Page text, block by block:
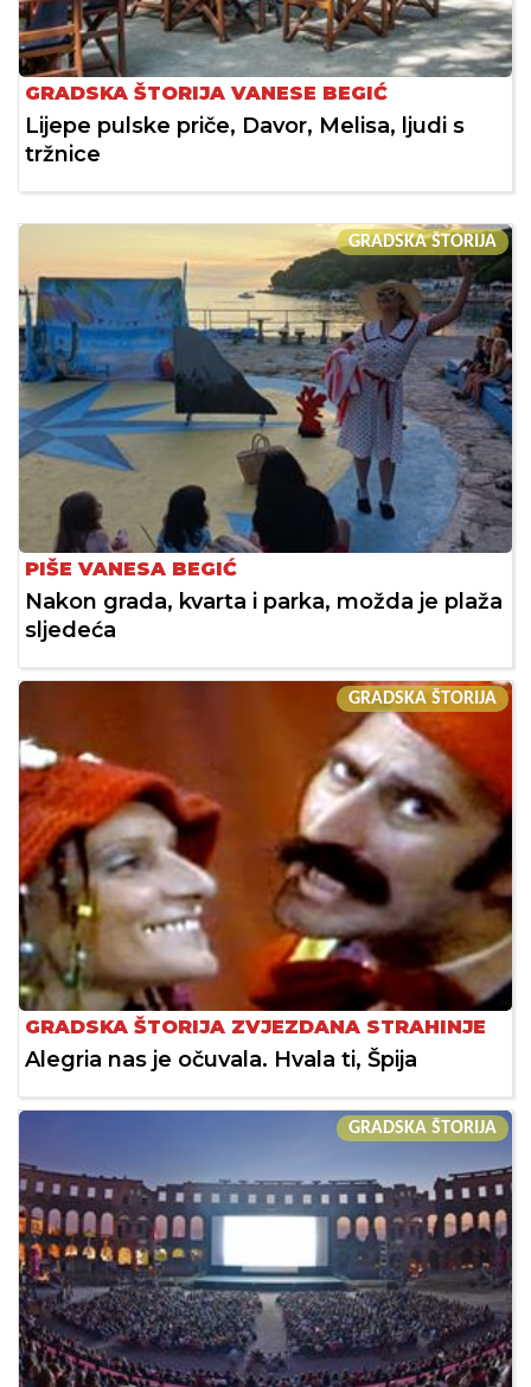
GRADSKA ŠTORIJA VANESE BEGIĆ
Lijepe pulske priče, Davor, Melisa, ljudi s
tržnice
GRADSKA ŠTORIJA
PIŠE VANESA BEGIĆ
Nakon grada, kvarta i parka, možda je plaža
sljedeća
GRADSKA ŠTORIJA
GRADSKA ŠTORIJA ZVJEZDANA STRAHINJE
Alegria nas je očuvala. Hvala ti, Špija
GRADSKA ŠTORIJA